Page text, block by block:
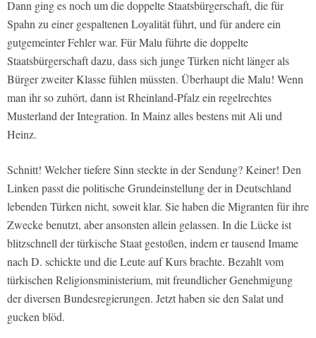
Dann ging es noch um die doppelte Staatsbürgerschaft, die für
Spahn zu einer gespaltenen Loyalität führt, und für andere ein
gutgemeinter Fehler war. Für Malu führte die doppelte
Staatsbürgerschaft dazu, dass sich junge Türken nicht länger als
Bürger zweiter Klasse fühlen müssten. Überhaupt die Malu! Wenn
man ihr so zuhört, dann ist Rheinland-Pfalz ein regelrechtes
Musterland der Integration. In Mainz alles bestens mit Ali und
Heinz.
Schnitt! Welcher tiefere Sinn steckte in der Sendung? Keiner! Den
Linken passt die politische Grundeinstellung der in Deutschland
lebenden Türken nicht, soweit klar. Sie haben die Migranten für ihre
Zwecke benutzt, aber ansonsten allein gelassen. In die Lücke ist
blitzschnell der türkische Staat gestoßen, indem er tausend Imame
nach D. schickte und die Leute auf Kurs brachte. Bezahlt vom
türkischen Religionsministerium, mit freundlicher Genehmigung
der diversen Bundesregierungen. Jetzt haben sie den Salat und
gucken blöd.